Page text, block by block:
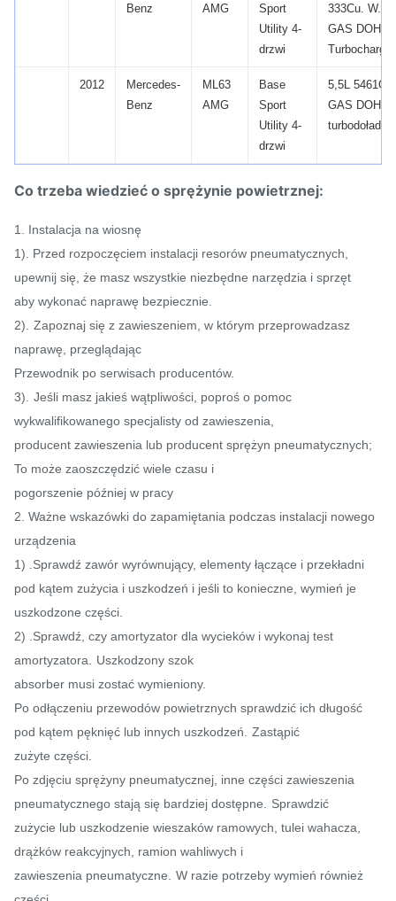
Benz
AMG
Sport
Utility 4-
drzwi
333Cu. W.
GAS DOHC
2012
Mercedes-
Benz
ML63
AMG
Base
Sport
Utility 4-
drzwi
5,5L
GAS DOHC
Co trzeba wiedzieć o sprężynie powietrznej:
1. Instalacja na wiosnę
1). Przed rozpoczęciem instalacji resorów pneumatycznych,
upewnij się, że masz wszystkie niezbędne narzędzia i sprzęt
aby wykonać naprawę bezpiecznie.
2).
Zapoznaj się z zawieszeniem, w którym przeprowadzasz
naprawę, przeglądając
Przewodnik po serwisach producentów.
3).
Jeśli masz jakieś wątpliwości, poproś o pomoc
wykwalifikowanego specjalisty od zawieszenia,
producent zawieszenia lub producent sprężyn pneumatycznych;
To może zaoszczędzić wiele czasu i
pogorszenie później w pracy
2. Ważne wskazówki do zapamiętania podczas instalacji nowego
urządzenia
1) .Sprawdź zawór wyrównujący, elementy łączące i przekładni
pod kątem zużycia i uszkodzeń i jeśli to konieczne, wymień je
uszkodzone części.
2) .Sprawdź, czy amortyzator dla wycieków i wykonaj test
amortyzatora.
Uszkodzony szok
absorber musi zostać wymieniony.
Po odłączeniu przewodów powietrznych sprawdzić ich długość
pod kątem pęknięć lub innych uszkodzeń.
Zastąpić
zużyte części.
Po zdjęciu sprężyny pneumatycznej, inne części zawieszenia
pneumatycznego stają się bardziej dostępne.
Sprawdzić
zużycie lub uszkodzenie wieszaków ramowych, tulei wahacza,
drążków reakcyjnych, ramion wahliwych i
zawieszenia pneumatyczne.
W razie potrzeby wymień również